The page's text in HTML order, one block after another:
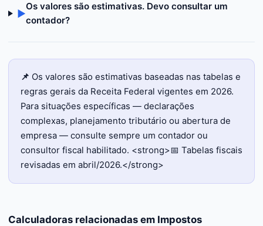
▶
Os valores são estimativas. Devo consultar um
contador?
📌 Os valores são estimativas baseadas nas tabelas e
regras gerais da Receita Federal vigentes em 2026.
Para situações específicas — declarações
complexas, planejamento tributário ou abertura de
empresa — consulte sempre um contador ou
consultor fiscal habilitado. <strong>📅 Tabelas fiscais
revisadas em abril/2026.</strong>
Calculadoras relacionadas em Impostos